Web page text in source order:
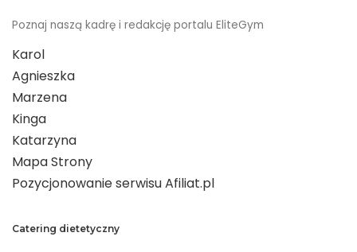
Poznaj naszą kadrę i redakcję portalu EliteGym
Karol
Agnieszka
Marzena
Kinga
Katarzyna
Mapa Strony
Pozycjonowanie serwisu Afiliat.pl
Catering dietetyczny